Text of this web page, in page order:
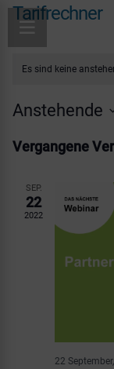
Tarifrechner
Es sind keine
Anstehende
wählen.
Vergangene
SEP.
22
2022
22